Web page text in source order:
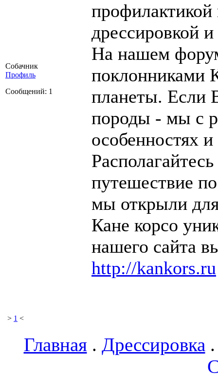
Собачник
Профиль
Сообщений: 1
профилактикой
дрессировкой и
На нашем
поклонниками
планеты. Если
породы - мы с
особенностях
путешествие
мы открыли
Кане корсо
нашего сайта
http://kankors.ru
> 1 <
Главная. Дрессировка